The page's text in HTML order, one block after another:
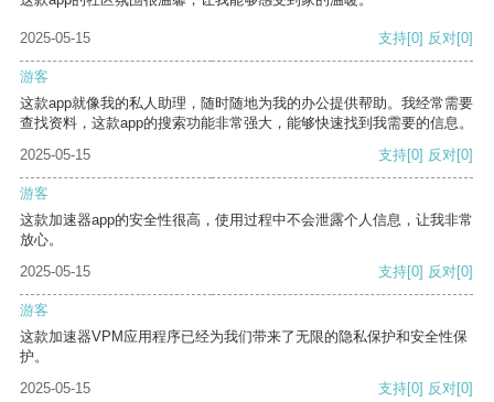
2025-05-15 支持[0] 反对[0]
游客
这款app就像我的私人助理，随时随地为我的办公提供帮助。我经常需要
查找资料，这款app的搜索功能非常强大，能够快速找到我需要的信息。
2025-05-15
支持[0] 反对[0]
游客
这款加速器app的安全性很高，使用过程中不会泄露个人信息，让我非常
放心。
2025-05-15
支持[0] 反对[0]
游客
这款加速器VPM应用程序已经为我们带来了无限的隐私保护和安全性保
护。
2025-05-15
支持[0] 反对[0]